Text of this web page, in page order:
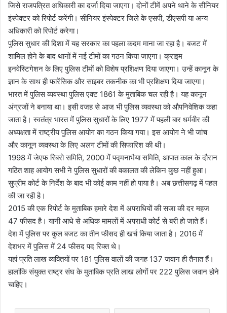
जिसे राजपत्रित अधिकारी का दर्जा दिया जाएगा। दोनों टीमें अपने थाने के सीनियर
इंस्पेक्टर को रिपोर्ट करेंगी। सीनियर इंस्पेक्टर जिले के एसपी, डीएसपी या अन्य
अधिकारी को रिपोर्ट करेगा।
पुलिस सुधार की दिशा में यह सरकार का पहला कदम माना जा रहा है। बजट में
शामिल होने के बाद थानों में नई टीमों का गठन किया जाएगा। क्राइम
इनवेस्टिगेशन के लिए पुलिस टीमों को विशेष प्रशिक्षण दिया जाएगा। उन्हें कानून के
ज्ञान के साथ ही फारेंसिक और साइबर तकनीक का भी प्रशिक्षण दिया जाएगा।
भारत में पुलिस व्यवस्था पुलिस एक्ट 1861 के मुताबिक चल रही है। यह कानून
अंग्रजों ने बनाया था। इसी वजह से आज भी पुलिस व्यवस्था को औपनिवेशिक कहा
जाता है। स्वतंत्र भारत में पुलिस सुधारों के लिए 1977 में पहली बार धर्मवीर की
अध्यक्षता में राष्ट्रीय पुलिस आयोग का गठन किया गया। इस आयोग ने भी जांच
और कानून व्यवस्था के लिए अलग टीमों की सिफारिश की थी।
1998 में जेएफ रिबरो समिति, 2000 में पद्मनाभैया समिति, आपात काल के दौरान
गठित शाह आयोग सभी ने पुलिस सुधारों की वकालत की लेकिन कुछ नहीं हुआ।
सुप्रीम कोर्ट के निर्देश के बाद भी कोई काम नहीं हो पाया है। अब छत्तीसगढ़ में पहल
की जा रही है।
2015 की एक रिपोर्ट के मुताबिक हमारे देश में अपराधियों की सजा की दर महज
47 फीसद है। यानी आधे से अधिक मामलों में अपराधी कोर्ट से बरी हो जाते हैं।
देश में पुलिस पर कुल बजट का तीन फीसद ही खर्च किया जाता है। 2016 में
देशभर में पुलिस में 24 फीसद पद रिक्त थे।
यहां प्रति लाख व्यक्तियों पर 181 पुलिस वालों की जगह 137 जवान ही तैनात हैं।
हालांकि संयुक्त राष्ट्र संघ के मुताबिक प्रति लाख लोगों पर 222 पुलिस जवान होने
चाहिए।